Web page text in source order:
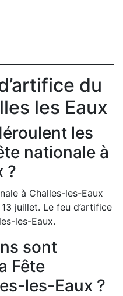
du
les Eaux
les
nationale à
?
à Challes-les-Eaux
juillet. Le feu d’artifice
les-Eaux.
sont
Fête
les-Eaux ?